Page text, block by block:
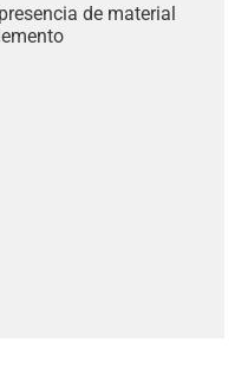
de material